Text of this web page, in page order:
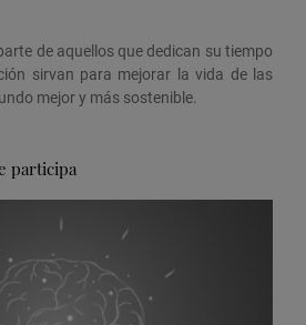
de aquellos que dedican su tiempo
sirvan para mejorar la vida de las
mejor y más sostenible.
participa